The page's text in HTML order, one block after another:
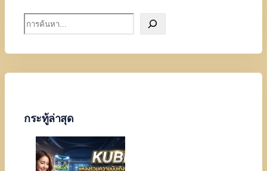
e
c
กระทู้ล่าสุด